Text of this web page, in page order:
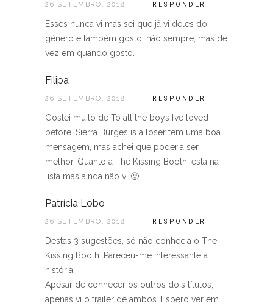
26 SETEMBRO, 2018 RESPONDER
Esses nunca vi mas sei que já vi deles do
género e também gosto, não sempre, mas de
vez em quando gosto.
Filipa
26 SETEMBRO, 2018 RESPONDER
Gostei muito de To all the boys I’ve loved
before. Sierra Burges is a loser tem uma boa
mensagem, mas achei que poderia ser
melhor. Quanto a The Kissing Booth, está na
lista mas ainda não vi 🙂
Patrícia Lobo
26 SETEMBRO, 2018 RESPONDER
Destas 3 sugestões, só não conhecia o The
Kissing Booth. Pareceu-me interessante a
história.
Apesar de conhecer os outros dois títulos,
apenas vi o trailer de ambos. Espero ver em